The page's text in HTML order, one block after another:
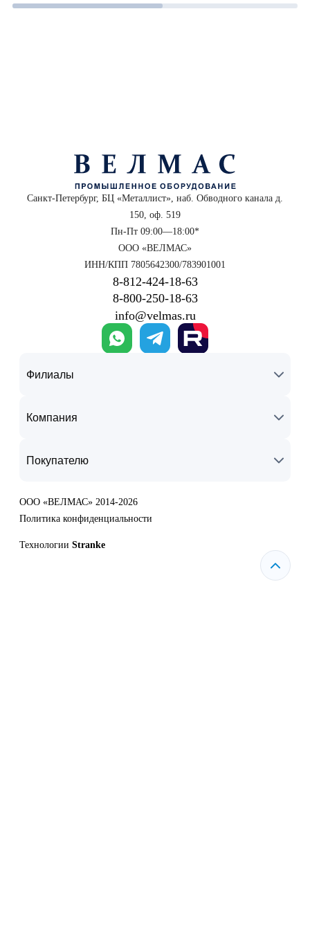
Санкт-Петербург, БЦ «Металлист», наб. Обводного канала д.
150, оф. 519
Пн-Пт 09:00—18:00*
ООО «ВЕЛМАС»
ИНН/КПП 7805642300/783901001
8‑812‑424‑18‑63
8‑800‑250‑18‑63
info@velmas.ru
Филиалы
Компания
Покупателю
ООО «ВЕЛМАС» 2014-2026
Политика конфиденциальности
Технологии Stranke